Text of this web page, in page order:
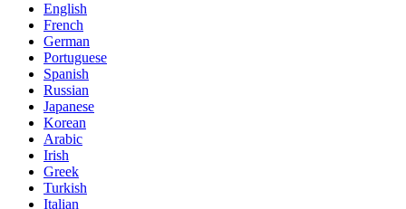
English
French
German
Portuguese
Spanish
Russian
Japanese
Korean
Arabic
Irish
Greek
Turkish
Italian